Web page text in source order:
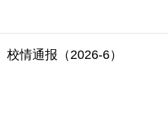
校情通报（2026-6）